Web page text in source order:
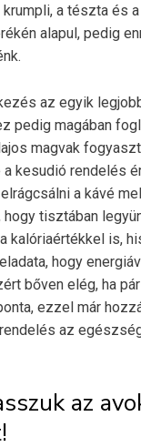
krumpli, a tészta és
alapul, pedig
az egyik
pedig magában
magvak
a kesudió rendelés
a kávé
tisztában
kalóriaértékkel is,
hogy
bőven elég, ha
ezzel már
az
az